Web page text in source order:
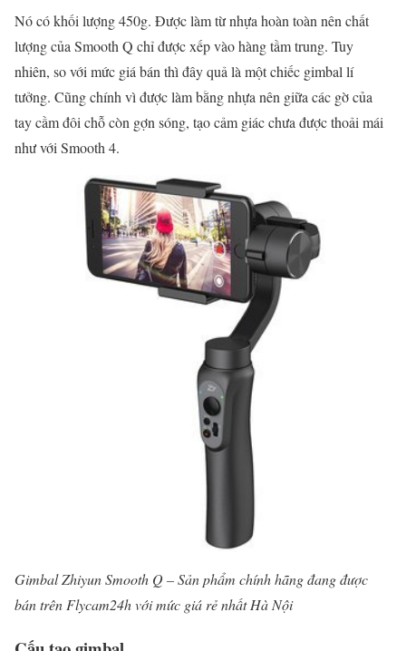
Nó có khối lượng 450g. Được làm từ nhựa hoàn toàn nên chất
lượng của Smooth Q chỉ được xếp vào hàng tầm trung. Tuy
nhiên, so với mức giá bán thì đây quả là một chiếc gimbal lí
tưởng. Cũng chính vì được làm bằng nhựa nên giữa các gờ của
tay cầm đôi chỗ còn gợn sóng, tạo cảm giác chưa được thoải mái
như với Smooth 4.
Gimbal Zhiyun Smooth Q – Sản phẩm chính hãng đang được
bán trên Flycam24h với mức giá rẻ nhất Hà Nội